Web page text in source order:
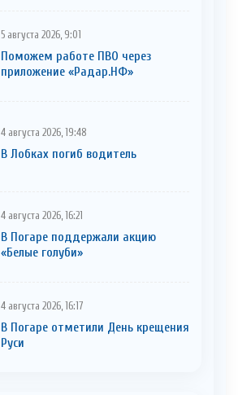
5 августа 2026, 9:01
Поможем работе ПВО через
приложение «Радар.НФ»
4 августа 2026, 19:48
В Лобках погиб водитель
4 августа 2026, 16:21
В Погаре поддержали акцию
«Белые голуби»
4 августа 2026, 16:17
В Погаре отметили День крещения
Руси